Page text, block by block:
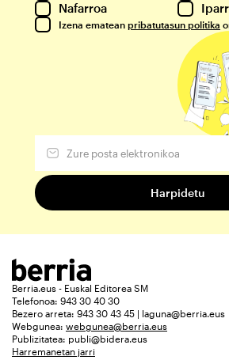
Nafarroa
Izena ematean pribatutasun politika
Berria.eus - Euskal Editorea SM
Telefonoa: 943 30 40 30
Bezero arreta: 943 30 43 45 | laguna@berria.eus
Webgunea: webgunea@berria.eus
Publizitatea: publi@bidera.eus
Harremanetan jarri